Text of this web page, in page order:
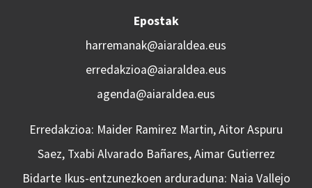
Epostak
harremanak@aiaraldea.eus
erredakzioa@aiaraldea.eus
agenda@aiaraldea.eus
Erredakzioa: Maider Ramirez Martin, Aitor Aspuru
Saez, Txabi Alvarado Bañares, Aimar Gutierrez
Bidarte Ikus-entzunezkoen arduraduna: Naia Vallejo